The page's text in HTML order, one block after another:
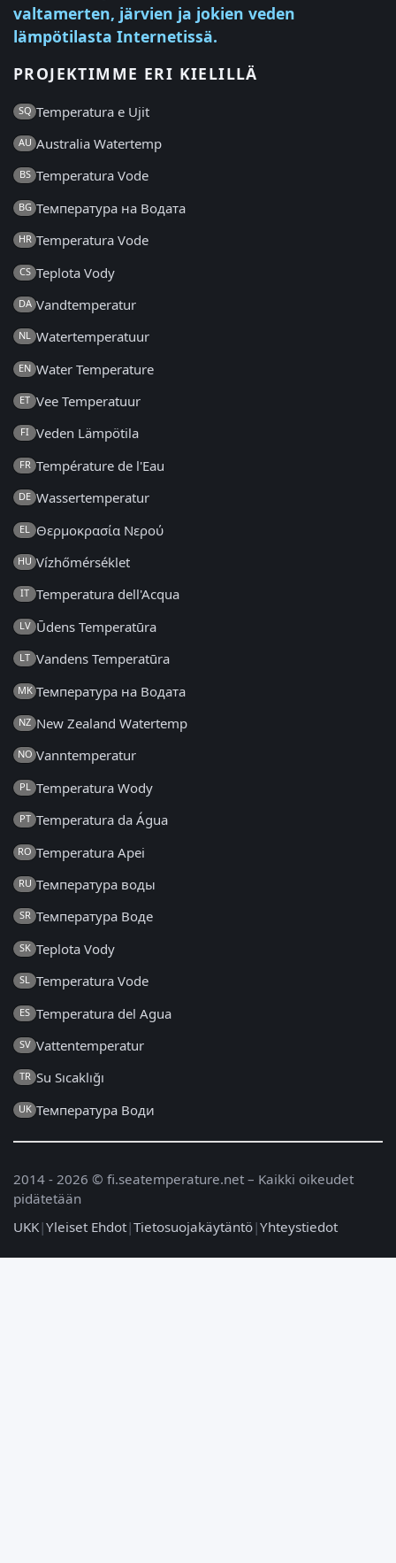
valtamerten, järvien ja jokien veden
lämpötilasta Internetissä.
PROJEKTIMME ERI KIELILLÄ
SQ Temperatura e Ujit
AU Australia Watertemp
BS Temperatura Vode
BG Температура на Водата
HR Temperatura Vode
CS Teplota Vody
DA Vandtemperatur
NL Watertemperatuur
EN Water Temperature
ET Vee Temperatuur
FI Veden Lämpötila
FR Température de l'Eau
DE Wassertemperatur
EL Θερμοκρασία Νερού
HU Vízhőmérséklet
IT Temperatura dell'Acqua
LV Ūdens Temperatūra
LT Vandens Temperatūra
MK Температура на Водата
NZ New Zealand Watertemp
NO Vanntemperatur
PL Temperatura Wody
PT Temperatura da Água
RO Temperatura Apei
RU Температура воды
SR Температура Воде
SK Teplota Vody
SL Temperatura Vode
ES Temperatura del Agua
SV Vattentemperatur
TR Su Sıcaklığı
UK Температура Води
2014 - 2026 © fi.seatemperature.net – Kaikki oikeudet
pidätetään
UKK|Yleiset Ehdot|Tietosuojakäytäntö|Yhteystiedot